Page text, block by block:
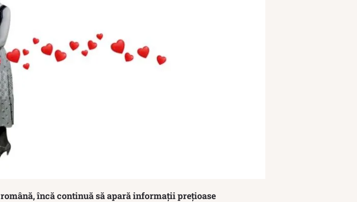
română, încă continuă să apară informații prețioase